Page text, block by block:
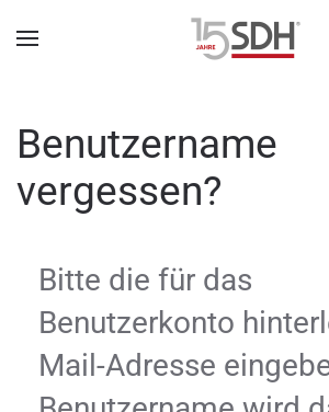
Benutzername
vergessen?
Bitte die für das
Benutzerkonto
Mail-Adresse